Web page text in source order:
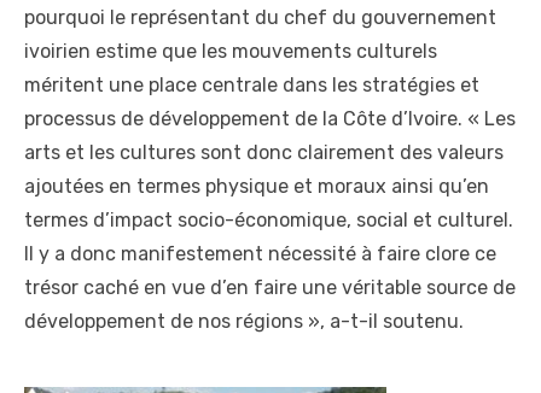
pourquoi le représentant du chef du gouvernement
ivoirien estime que les mouvements culturels
méritent une place centrale dans les stratégies et
processus de développement de la Côte d’Ivoire. « Les
arts et les cultures sont donc clairement des valeurs
ajoutées en termes physique et moraux ainsi qu’en
termes d’impact socio-économique, social et culturel.
Il y a donc manifestement nécessité à faire clore ce
trésor caché en vue d’en faire une véritable source de
développement de nos régions », a-t-il soutenu.